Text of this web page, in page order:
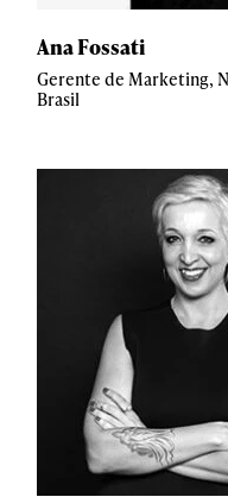
Ana Fossati
Gerente de Marketing,
Brasil